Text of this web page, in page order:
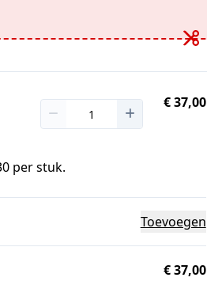
€ 37,00
per stuk.
Toevoegen
€ 37,00